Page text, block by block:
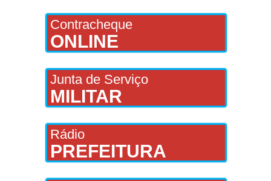
Contracheque
ONLINE
Junta de Serviço
MILITAR
Rádio
PREFEITURA